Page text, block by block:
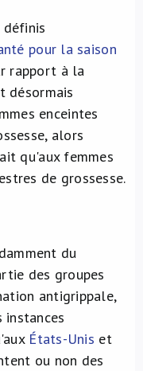
pour la saison
rapport à la
désormais
enceintes
alors
qu'aux femmes
de grossesse.
du
des groupes
antigrippale,
États-Unis et
ou non des